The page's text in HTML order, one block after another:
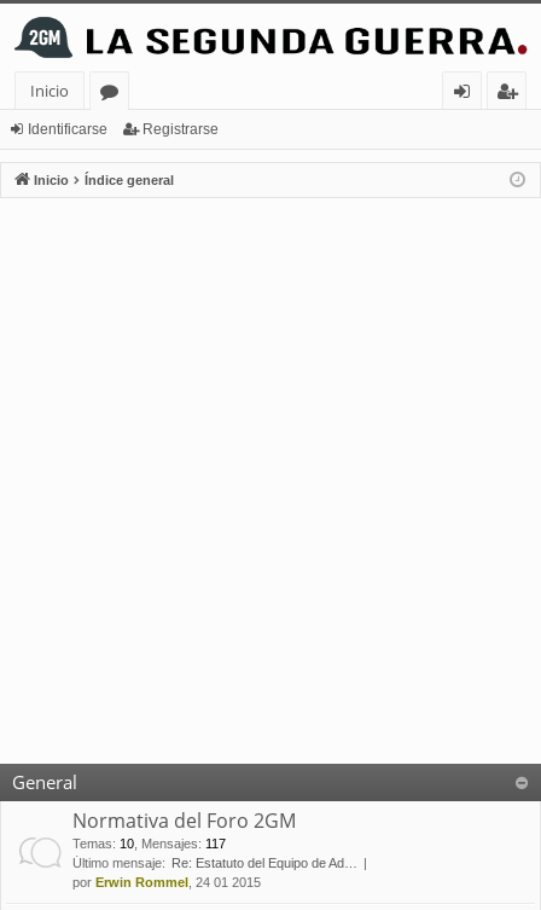
Inicio
or
os
nt
ifi
ist
ra
Identificarse Registrarse
Inicio Índice general
General
Normativa del Foro 2GM
Temas: 10 Mensajes: 117
Último mensaje:
Re: Estatuto del Equipo de Ad…
por Erwin Rommel , 24 01 2015